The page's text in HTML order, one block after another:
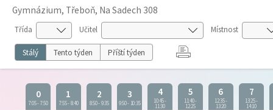
Gymnázium, Třeboň, Na Sadech 308
Třída Učitel Místnost
Stálý Tento týden Příští týden
0
7:05-7:50
1
7:55-8:40
2
8:50-9:35
3
9:50- 10:35
4
10:45-
11:30
5
11:40-
12:25
6
12:35-
13:20
7
13:25-
14:10